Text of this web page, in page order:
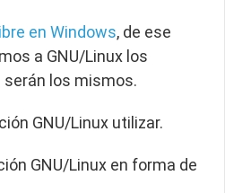
en Windows, de ese
a GNU/Linux los
los mismos.
GNU/Linux utilizar.
GNU/Linux en forma de